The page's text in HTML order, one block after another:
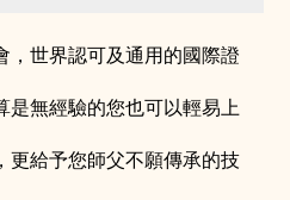
，世界認可及通用的國際證
是無經驗的您也可以輕易上
更給予您師父不願傳承的技